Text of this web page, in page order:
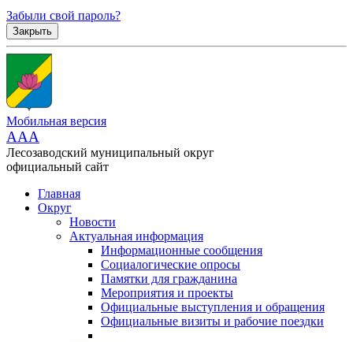
Забыли свой пароль?
Закрыть
Мобильная версия
AAA
Лесозаводский муниципальный округ
официальный сайт
Главная
Округ
Новости
Актуальная информация
Информационные сообщения
Социалогические опросы
Памятки для гражданина
Мероприятия и проекты
Официальные выступления и обращения
Официальные визиты и рабочие поездки